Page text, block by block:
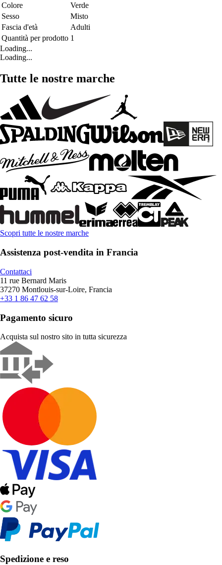
Colore
Verde
Sesso
Misto
Fascia d'età
Adulti
Quantità per prodotto 1
Loading...
Loading...
Tutte le nostre marche
Scopri tutte le nostre marche
Assistenza post-vendita in Francia
Contattaci
11 rue Bernard Maris
37270 Montlouis-sur-Loire, Francia
+33 1 86 47 62 58
Pagamento sicuro
Acquista sul nostro sito in tutta sicurezza
Spedizione e reso